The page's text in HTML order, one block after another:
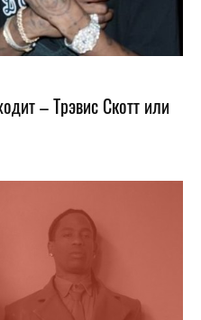
– Трэвис Скотт или